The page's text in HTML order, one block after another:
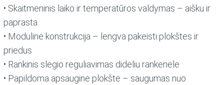
• Skaitmeninis laiko ir temperatūros valdymas – aišku ir
paprasta
• Modulinė konstrukcija – lengva pakeisti plokštes ir
priedus
• Rankinis slėgio reguliavimas dideliu rankenėle
• Papildoma apsauginė plokštė – saugumas nuo